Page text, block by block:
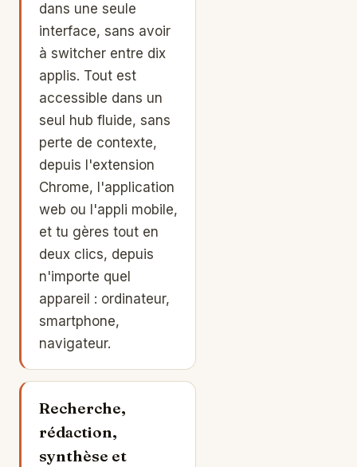
dans une seule
interface, sans avoir
à switcher entre dix
applis. Tout est
accessible dans un
seul hub fluide, sans
perte de contexte,
depuis l'extension
Chrome, l'application
web ou l'appli mobile,
et tu gères tout en
deux clics, depuis
n'importe quel
appareil : ordinateur,
smartphone,
navigateur.
Recherche,
rédaction,
synthèse et